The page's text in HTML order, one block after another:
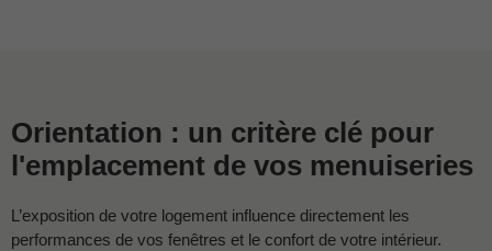
Orientation : un critère clé pour
l'emplacement de vos menuiseries
L’exposition de votre logement influence directement les
performances de vos fenêtres et le confort de votre intérieur.